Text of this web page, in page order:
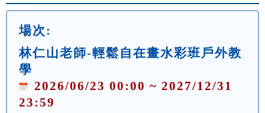
場次:
林仁山老師-輕鬆自在畫水彩班戶外教
學
2026/06/23 00:00 ~ 2027/12/31
23:59